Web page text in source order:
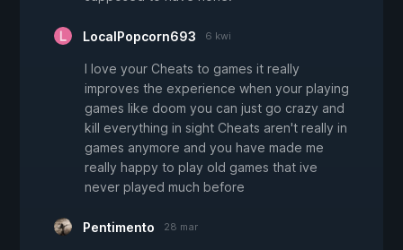
LocalPopcorn693 6 kwi
I love your Cheats to games it really
improves the experience when your playing
games like doom you can just go crazy and
kill everything in sight Cheats aren't really in
games anymore and you have made me
really happy to play old games that ive
never played much before
Pentimento 28 mar